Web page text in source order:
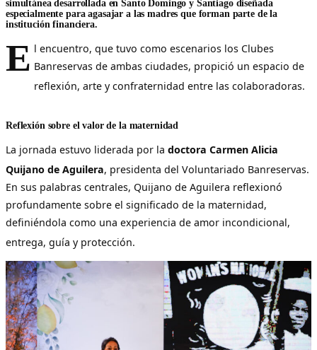
simultánea desarrollada en Santo Domingo y Santiago diseñada
especialmente para agasajar a las madres que forman parte de la
institución financiera.
E l encuentro, que tuvo como escenarios los Clubes
Banreservas de ambas ciudades, propició un espacio de
reflexión, arte y confraternidad entre las colaboradoras.
Reflexión sobre el valor de la maternidad
La jornada estuvo liderada por la doctora Carmen Alicia
Quijano de Aguilera, presidenta del Voluntariado Banreservas.
En sus palabras centrales, Quijano de Aguilera reflexionó
profundamente sobre el significado de la maternidad,
definiéndola como una experiencia de amor incondicional,
entrega, guía y protección.